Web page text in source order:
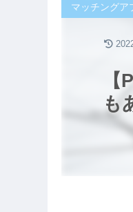
も
マッチングア